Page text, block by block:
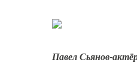
Павел Сьянов-